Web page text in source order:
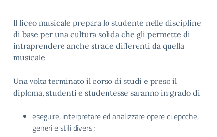
Il liceo musicale prepara lo studente nelle discipline
di base per una cultura solida che gli permette di
intraprendere anche strade differenti da quella
musicale.
Una volta terminato il corso di studi e preso il
diploma, studenti e studentesse saranno in grado di:
eseguire, interpretare ed analizzare opere di epoche,
generi e stili diversi;